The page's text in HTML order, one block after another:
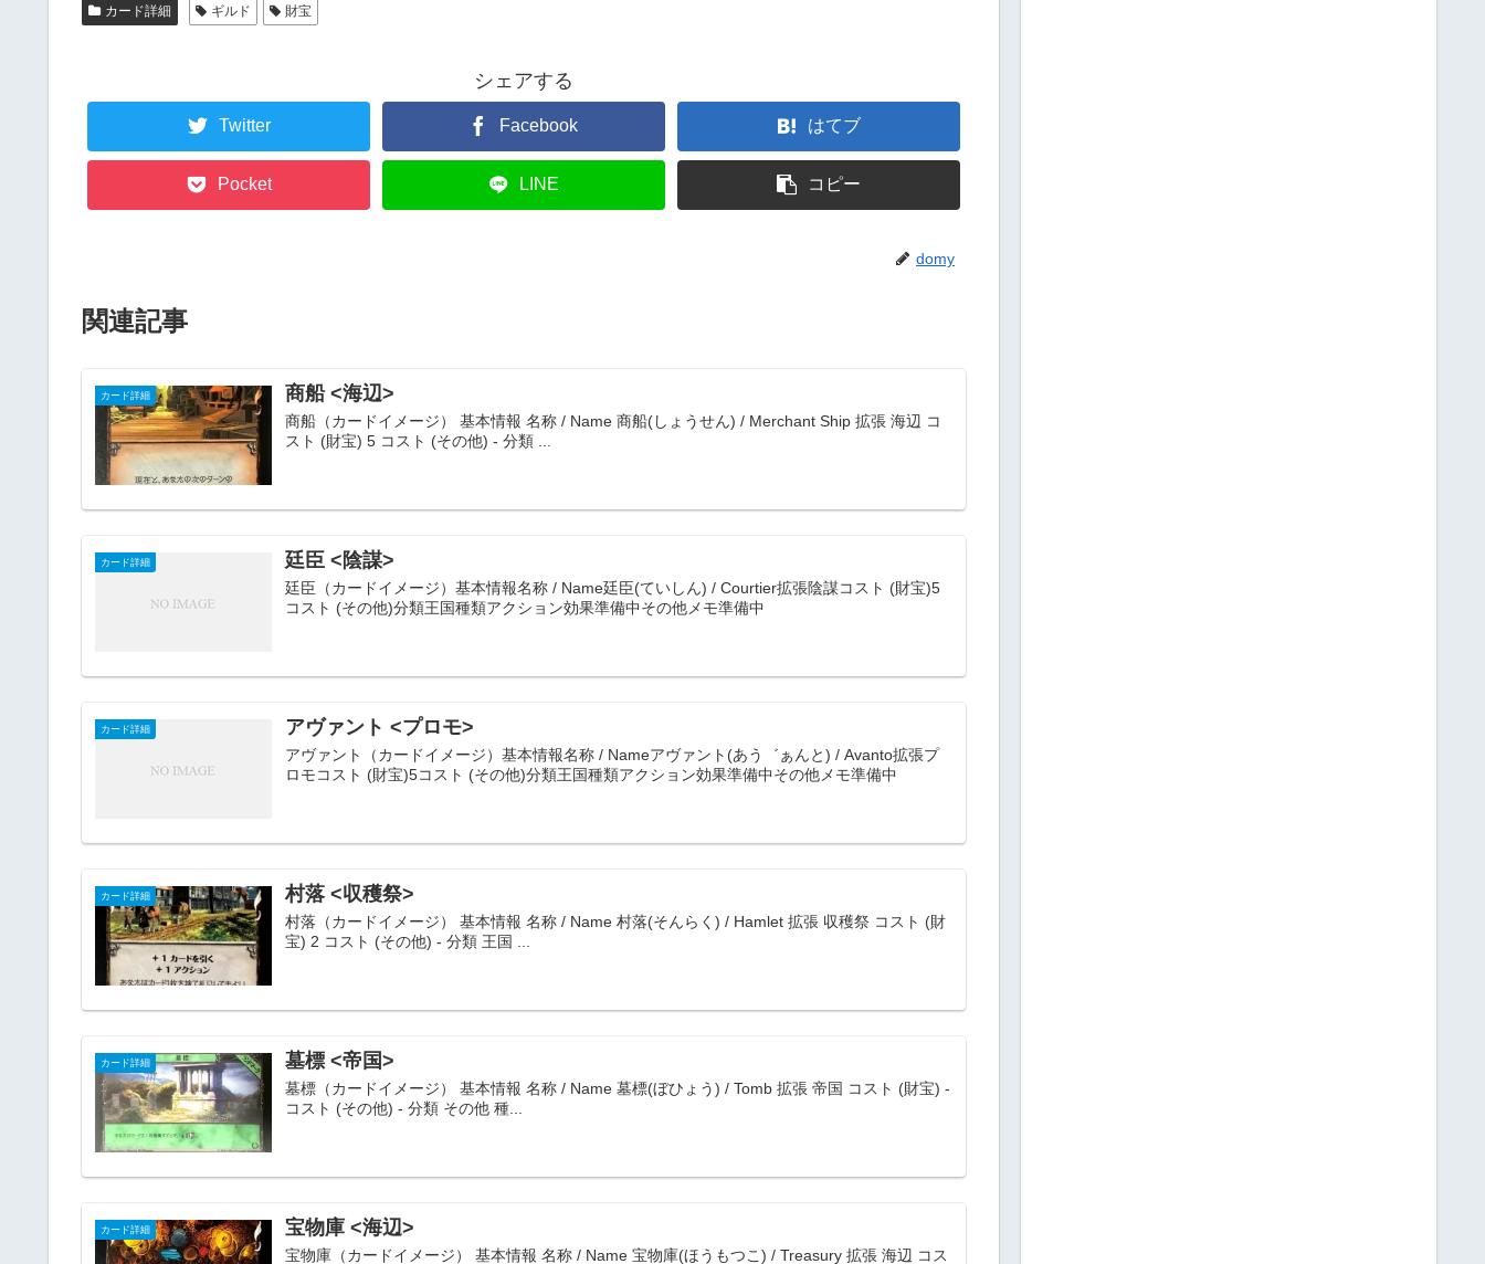
カード詳細 ギルド 財宝
シェアする
Twitter Facebook はてブ
Pocket LINE コピー
domy
関連記事
カード詳細 商船 <海辺>
商船（カードイメージ） 基本情報 名称 / Name 商船(しょうせん) / Merchant Ship 拡張 海辺 コ
スト (財宝) 5 コスト (その他) - 分類 ...
カード詳細 廷臣 <陰謀>
廷臣（カードイメージ）基本情報名称 / Name廷臣(ていしん) / Courtier拡張陰謀コスト (財宝)5
コスト (その他)分類王国種類アクション効果準備中その他メモ準備中
カード詳細 アヴァント <プロモ>
アヴァント（カードイメージ）基本情報名称 / Nameアヴァント(あう゛ぁんと) / Avanto拡張プ
ロモコスト (財宝)5コスト (その他)分類王国種類アクション効果準備中その他メモ準備中
カード詳細 村落 <収穫祭>
村落（カードイメージ） 基本情報 名称 / Name 村落(そんらく) / Hamlet 拡張 収穫祭 コスト (財
宝) 2 コスト (その他) - 分類 王国 ...
カード詳細 墓標 <帝国>
墓標（カードイメージ） 基本情報 名称 / Name 墓標(ぼひょう) / Tomb 拡張 帝国 コスト (財宝) -
コスト (その他) - 分類 その他 種...
カード詳細 宝物庫 <海辺>
宝物庫（カードイメージ） 基本情報 名称 / Name 宝物庫(ほうもつこ) / Treasury 拡張 海辺 コス